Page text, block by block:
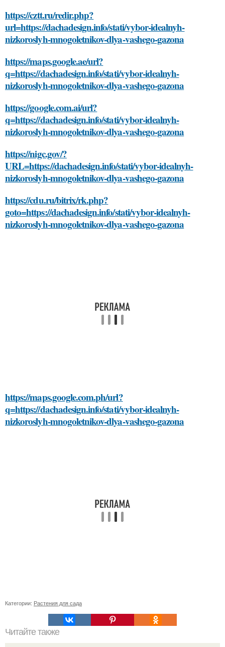
https://cztt.ru/redir.php?
url=https://dachadesign.info/stati/vybor-idealnyh-
nizkoroslyh-mnogoletnikov-dlya-vashego-gazona
https://maps.google.ae/url?
q=https://dachadesign.info/stati/vybor-idealnyh-
nizkoroslyh-mnogoletnikov-dlya-vashego-gazona
https://google.com.ai/url?
q=https://dachadesign.info/stati/vybor-idealnyh-
nizkoroslyh-mnogoletnikov-dlya-vashego-gazona
https://nigc.gov/?
URL=https://dachadesign.info/stati/vybor-idealnyh-
nizkoroslyh-mnogoletnikov-dlya-vashego-gazona
https://cdu.ru/bitrix/rk.php?
goto=https://dachadesign.info/stati/vybor-idealnyh-
nizkoroslyh-mnogoletnikov-dlya-vashego-gazona
https://maps.google.com.ph/url?
q=https://dachadesign.info/stati/vybor-idealnyh-
nizkoroslyh-mnogoletnikov-dlya-vashego-gazona
Категории: Растения для сада
Читайте также